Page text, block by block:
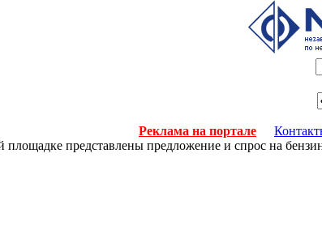
Реклама на портале
площадке представлены предложение и спрос на